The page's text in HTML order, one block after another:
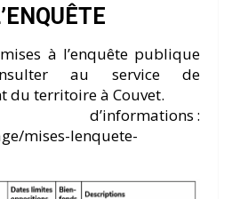
à l’enquête publique
au service de
du territoire à Couvet.
:
mises-lenquete-